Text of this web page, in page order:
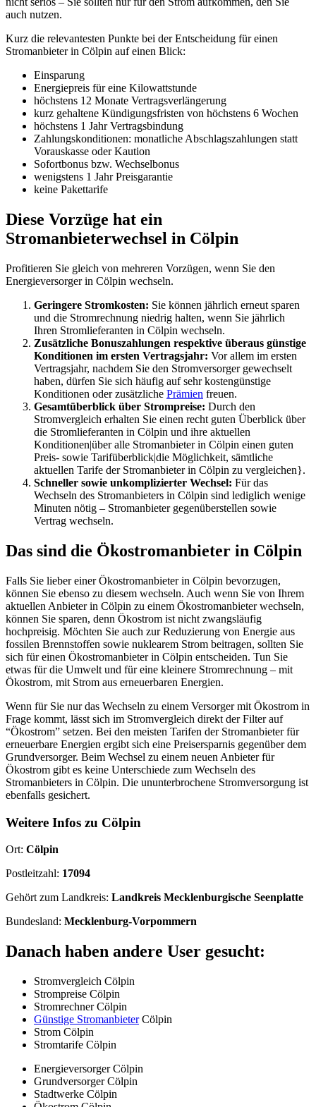
auch nutzen.
Kurz die relevantesten Punkte bei der Entscheidung für einen
Stromanbieter in Cölpin auf einen Blick:
Einsparung
Energiepreis für eine Kilowattstunde
höchstens 12 Monate Vertragsverlängerung
kurz gehaltene Kündigungsfristen von höchstens 6 Wochen
höchstens 1 Jahr Vertragsbindung
Zahlungskonditionen: monatliche Abschlagszahlungen statt
Vorauskasse oder Kaution
Sofortbonus bzw. Wechselbonus
wenigstens 1 Jahr Preisgarantie
keine Pakettarife
Diese Vorzüge hat ein
Stromanbieterwechsel in Cölpin
Profitieren Sie gleich von mehreren Vorzügen, wenn Sie den
Energieversorger in Cölpin wechseln.
Geringere Stromkosten: Sie können jährlich erneut sparen
und die Stromrechnung niedrig halten, wenn Sie jährlich
Ihren Stromlieferanten in Cölpin wechseln.
Zusätzliche Bonuszahlungen respektive überaus günstige
Konditionen im ersten Vertragsjahr: Vor allem im ersten
Vertragsjahr, nachdem Sie den Stromversorger gewechselt
haben, dürfen Sie sich häufig auf sehr kostengünstige
Konditionen oder zusätzliche Prämien freuen.
Gesamtüberblick über Strompreise: Durch den
Stromvergleich erhalten Sie einen recht guten Überblick über
die Stromlieferanten in Cölpin und ihre aktuellen
Konditionen|über alle Stromanbieter in Cölpin einen guten
Preis- sowie Tarifüberblick|die Möglichkeit, sämtliche
aktuellen Tarife der Stromanbieter in Cölpin zu vergleichen}.
Schneller sowie unkomplizierter Wechsel: Für das
Wechseln des Stromanbieters in Cölpin sind lediglich wenige
Minuten nötig – Stromanbieter gegenüberstellen sowie
Vertrag wechseln.
Das sind die Ökostromanbieter in Cölpin
Falls Sie lieber einer Ökostromanbieter in Cölpin bevorzugen,
können Sie ebenso zu diesem wechseln. Auch wenn Sie von Ihrem
aktuellen Anbieter in Cölpin zu einem Ökostromanbieter wechseln,
können Sie sparen, denn Ökostrom ist nicht zwangsläufig
hochpreisig. Möchten Sie auch zur Reduzierung von Energie aus
fossilen Brennstoffen sowie nuklearem Strom beitragen, sollten Sie
sich für einen Ökostromanbieter in Cölpin entscheiden. Tun Sie
etwas für die Umwelt und für eine kleinere Stromrechnung – mit
Ökostrom, mit Strom aus erneuerbaren Energien.
Wenn für Sie nur das Wechseln zu einem Versorger mit Ökostrom in
Frage kommt, lässt sich im Stromvergleich direkt der Filter auf
“Ökostrom” setzen. Bei den meisten Tarifen der Stromanbieter für
erneuerbare Energien ergibt sich eine Preisersparnis gegenüber dem
Grundversorger. Beim Wechsel zu einem neuen Anbieter für
Ökostrom gibt es keine Unterschiede zum Wechseln des
Stromanbieters in Cölpin. Die ununterbrochene Stromversorgung ist
ebenfalls gesichert.
Weitere Infos zu Cölpin
Ort: Cölpin
Postleitzahl: 17094
Gehört zum Landkreis: Landkreis Mecklenburgische Seenplatte
Bundesland: Mecklenburg-Vorpommern
Danach haben andere User gesucht:
Stromvergleich Cölpin
Strompreise Cölpin
Stromrechner Cölpin
Günstige StromanbieterCölpin
Strom Cölpin
Stromtarife Cölpin
Energieversorger Cölpin
Grundversorger Cölpin
Stadtwerke Cölpin